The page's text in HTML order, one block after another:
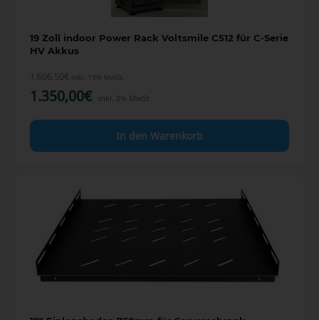
19 Zoll indoor Power Rack Voltsmile C512 für C-Serie
HV Akkus
1.606,50€ inkl. 19% MwSt.
1.350,00€ inkl. 0% MwSt.
In den Warenkorb